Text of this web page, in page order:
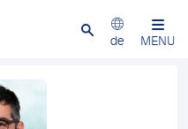
Schliessen
de
MENU